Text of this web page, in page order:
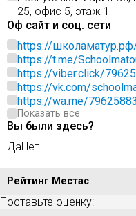
25, офис 5, этаж 1
Оф сайт и соц. сети
https://
https://t.me/
https://viber.click/
https://vk.com/
https://wa.me/
Показать все
Вы были здесь?
ДаНет
Рейтинг Местас
Поставьте оценку: